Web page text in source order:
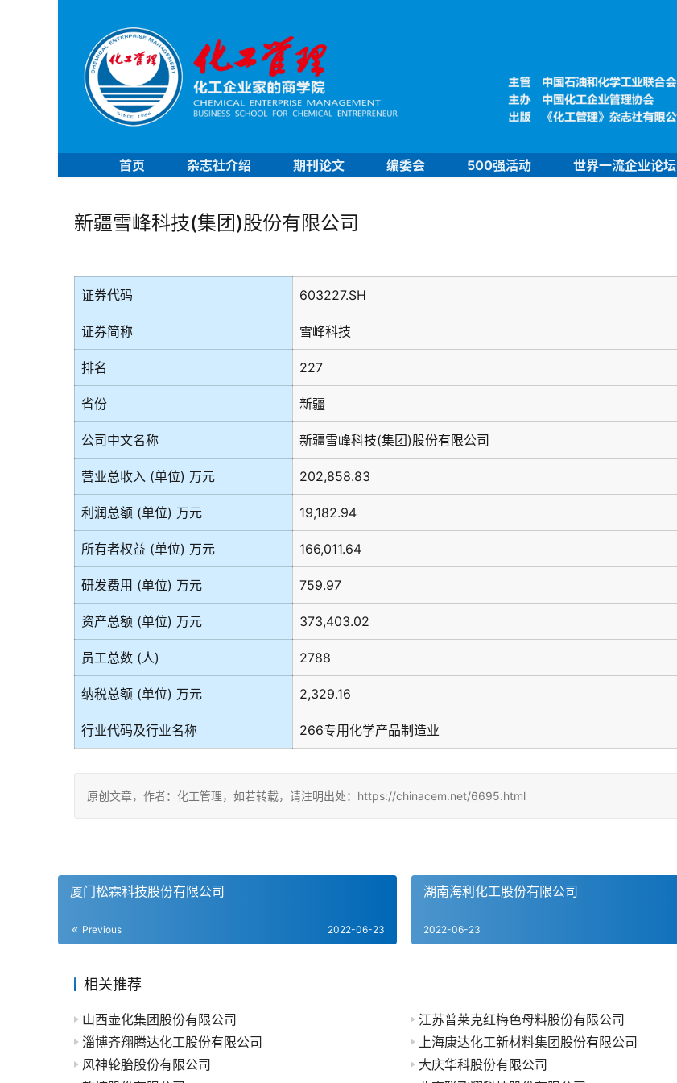
首页 杂志社介绍 期刊论文 编委会 500强活动 世界一流企业论坛
新疆雪峰科技(集团)股份有限公司
证券代码 603227.SH
证券简称 雪峰科技
排名 227
省份 新疆
公司中文名称 新疆雪峰科技(集团)股份有限公司
营业总收入 (单位) 万元 202,858.83
利润总额 (单位) 万元 19,182.94
所有者权益 (单位) 万元 166,011.64
研发费用 (单位) 万元 759.97
资产总额 (单位) 万元 373,403.02
员工总数 (人) 2788
纳税总额 (单位) 万元 2,329.16
行业代码及行业名称 266专用化学产品制造业
原创文章，作者：化工管理，如若转载，请注明出处：https://chinacem.net/6695.html
厦门松霖科技股份有限公司
Previous 2022-06-23
湖南海利化工股份有限公司
2022-06-23
相关推荐
山西壶化集团股份有限公司
江苏普莱克红梅色母料股份有限公司
淄博齐翔腾达化工股份有限公司
上海康达化工新材料集团股份有限公司
风神轮胎股份有限公司
大庆华科股份有限公司